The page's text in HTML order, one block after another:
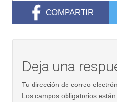
COMPARTIR
Deja una
Tu dirección de correo
Los campos obligatorios